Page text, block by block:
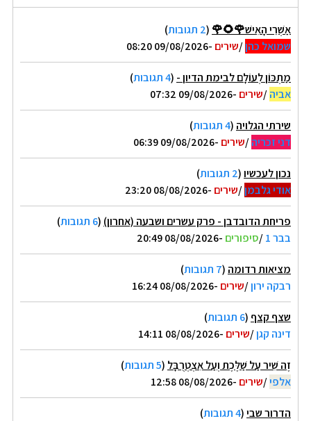
אַשְׁרֵי הָאִישׁ🌹🌻🌹 (2 תגובות
)
שמואל כהן/שירים -09/08/2026 08:20
מַתְכּוֹן לְעוֹלָם לבימת הדיון - (4 תגובות
)
אביה/שירים -09/08/2026 07:32
שירתי הגלויה (4 תגובות
)
דני זכריה/שירים -09/08/2026 06:39
נכון לעכשיו(2 תגובות
)
אודי גלבמן/שירים -08/08/2026 23:20
פריחת הדובדבן - פרק עשרים ושבעה (אחרון) (6 תגובות
)
בבר 1
/סיפורים -08/08/2026 20:49
מציאות רדומה (7 תגובות
)
רבקה ירון/שירים -08/08/2026 16:24
שצף קצף (6 תגובות
)
דינה קגן/שירים -08/08/2026 14:11
זֶה שִׁיר עַל שַׁלֶּכֶת וְעַל אִצְטְרֻבָּל (5 תגובות
)
אלפי/שירים -08/08/2026 12:58
הדרור שבי(4 תגובות
)